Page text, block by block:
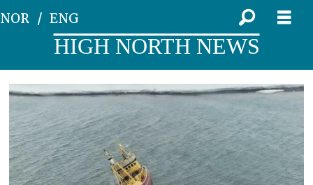
NOR ENG
HIGH NORTH NEWS
Tag: